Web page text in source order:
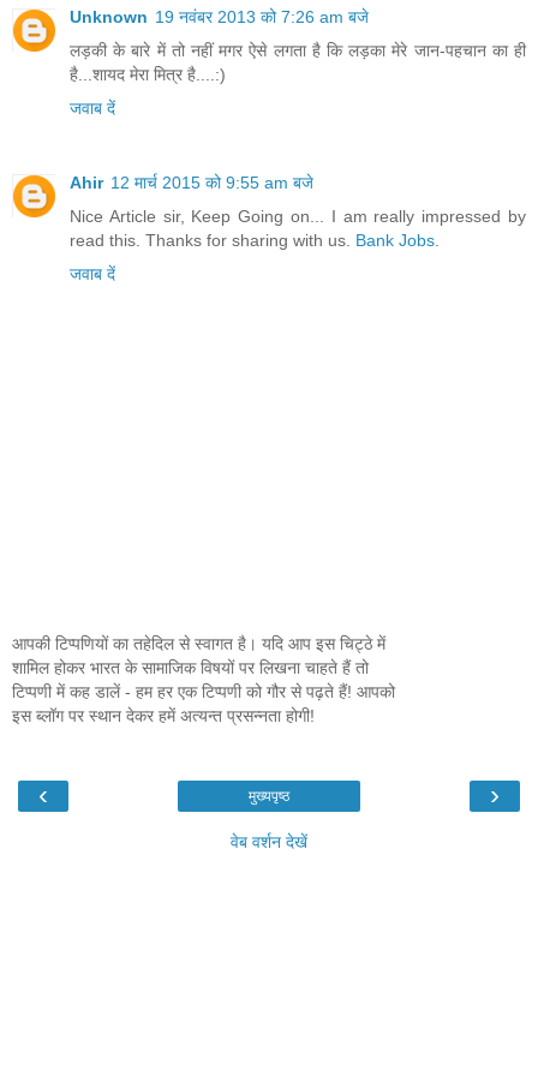
Unknown 19 नवंबर 2013 को 7:26 am बजे
लड़की के बारे में तो नहीं मगर ऐसे लगता है कि लड़का मेरे जान-पहचान का ही
है...शायद मेरा मित्र है....:)
जवाब दें
Ahir 12 मार्च 2015 को 9:55 am बजे
Nice Article sir, Keep Going on... I am really impressed by
read this. Thanks for sharing with us. Bank Jobs.
जवाब दें
आपकी टिप्पणियों का तहेदिल से स्वागत है। यदि आप इस चिट्ठे में
शामिल होकर भारत के सामाजिक विषयों पर लिखना चाहते हैं तो
टिप्पणी में कह डालें - हम हर एक टिप्पणी को गौर से पढ़ते हैं! आपको
इस ब्लॉग पर स्थान देकर हमें अत्यन्त प्रसन्नता होगी!
‹ ›
मुख्यपृष्ठ
वेब वर्शन देखें